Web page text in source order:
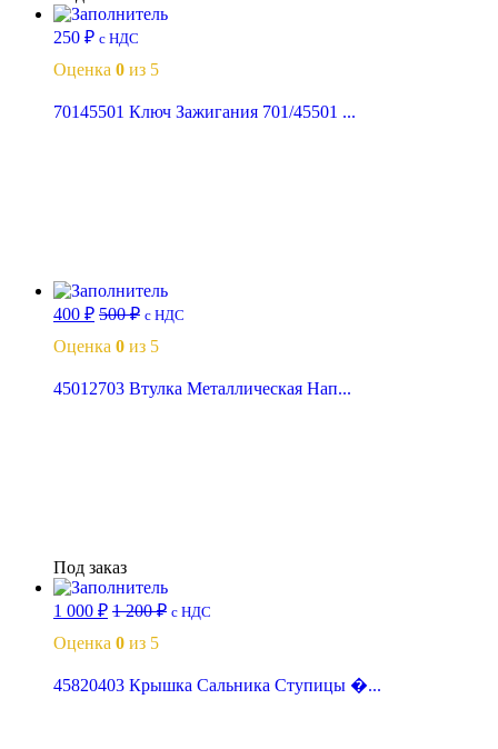
250 ₽ с НДС
Оценка 0 из 5
70145501 Ключ Зажигания 701/45501 ...
400 ₽ 500₽ с НДС
Оценка 0 из 5
45012703 Втулка Металлическая Нап...
Под заказ
1 000 ₽ 1 200₽ с НДС
Оценка 0 из 5
45820403 Крышка Сальника Ступицы �...